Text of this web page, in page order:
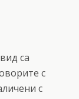
са
с
с